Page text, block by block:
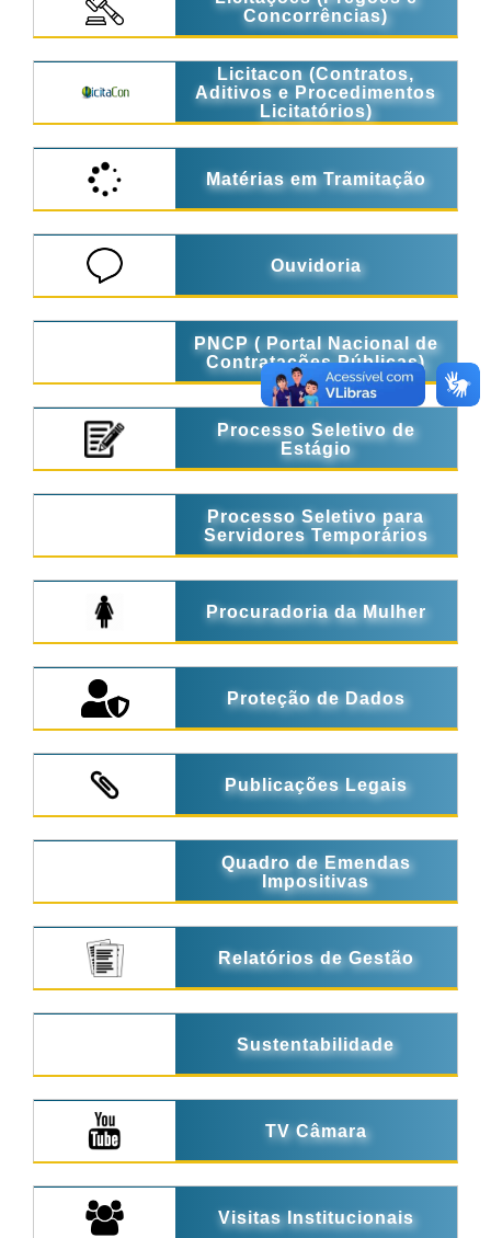
Concorrências)
Licitacon (Contratos,
Aditivos e Procedimentos
Licitatórios)
Matérias em Tramitação
Ouvidoria
PNCP ( Portal Nacional de
Contratações Públicas)
Processo Seletivo de
Estágio
Processo Seletivo para
Servidores Temporários
Procuradoria da Mulher
Proteção de Dados
Publicações Legais
Quadro de Emendas
Impositivas
Relatórios de Gestão
Sustentabilidade
TV Câmara
Visitas Institucionais